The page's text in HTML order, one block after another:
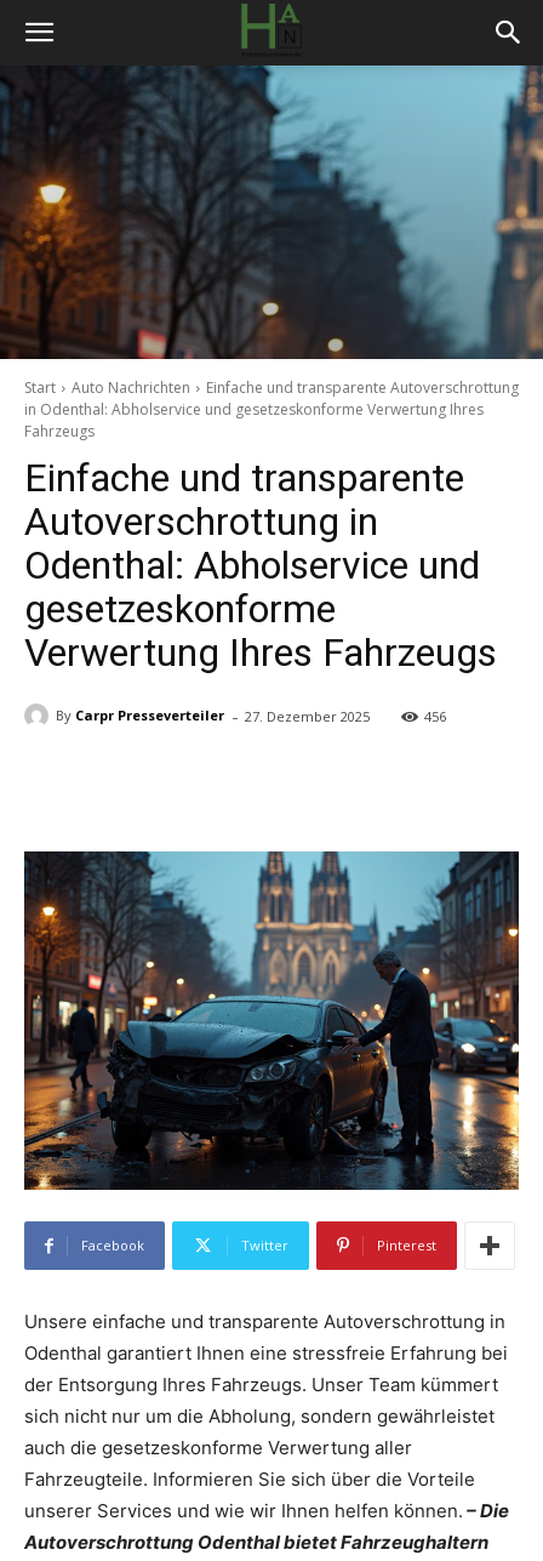
Start Auto Nachrichten
Einfache und transparente Autoverschrottung
in Odenthal: Abholservice und gesetzeskonforme Verwertung Ihres
Fahrzeugs
Einfache und transparente
Autoverschrottung in
Odenthal: Abholservice und
gesetzeskonforme
Verwertung Ihres Fahrzeugs
By Carpr Presseverteiler - 27. Dezember 2025 456
Facebook Twitter Pinterest
Unsere einfache und transparente Autoverschrottung in
Odenthal garantiert Ihnen eine stressfreie Erfahrung bei
der Entsorgung Ihres Fahrzeugs. Unser Team kümmert
sich nicht nur um die Abholung, sondern gewährleistet
auch die gesetzeskonforme Verwertung aller
Fahrzeugteile. Informieren Sie sich über die Vorteile
unserer Services und wie wir Ihnen helfen können. – Die
Autoverschrottung Odenthal bietet Fahrzeughaltern